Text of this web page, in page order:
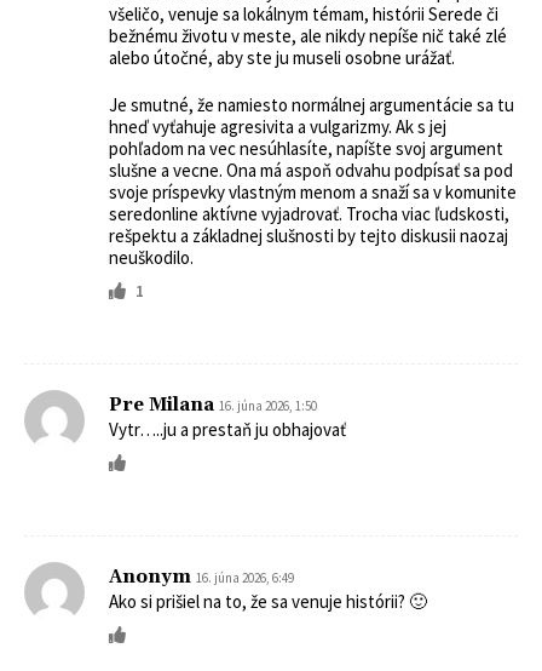
všeličo, venuje sa lokálnym témam, histórii Serede či
bežnému životu v meste, ale nikdy nepíše nič také zlé
alebo útočné, aby ste ju museli osobne urážať.
Je smutné, že namiesto normálnej argumentácie sa tu
hneď vyťahuje agresivita a vulgarizmy. Ak s jej
pohľadom na vec nesúhlasíte, napíšte svoj argument
slušne a vecne. Ona má aspoň odvahu podpísať sa pod
svoje príspevky vlastným menom a snaží sa v komunite
seredonline aktívne vyjadrovať. Trocha viac ľudskosti,
rešpektu a základnej slušnosti by tejto diskusii naozaj
neuškodilo.
1
Pre Milana 16. júna 2026, 1:50
Vytr…..ju a prestaň ju obhajovať
Anonym 16. júna 2026, 6:49
Ako si prišiel na to, že sa venuje histórii? 🙂